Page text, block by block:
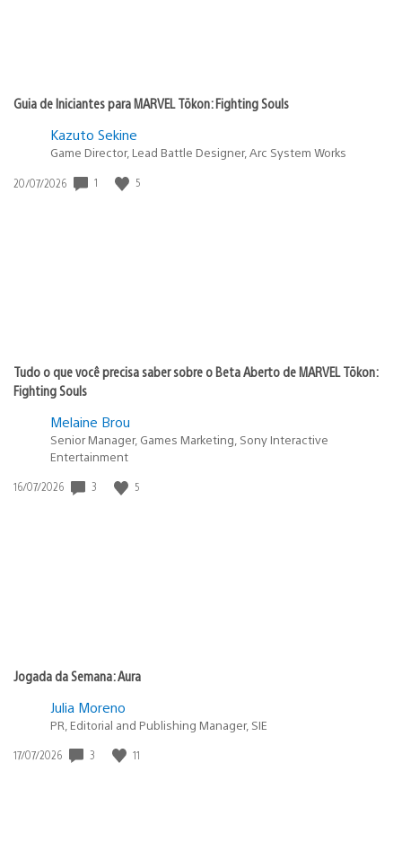
Guia de Iniciantes para MARVEL Tōkon: Fighting Souls
Kazuto Sekine
Game Director, Lead Battle Designer, Arc System Works
Data
20/07/2026 1 5
Tudo o que você precisa saber sobre o Beta Aberto de MARVEL Tōkon:
Fighting Souls
Melaine Brou
Senior Manager, Games Marketing, Sony Interactive
Entertainment
Data
16/07/2026 3 5
Jogada da Semana: Aura
Julia Moreno
PR, Editorial and Publishing Manager, SIE
Data
17/07/2026 3 11